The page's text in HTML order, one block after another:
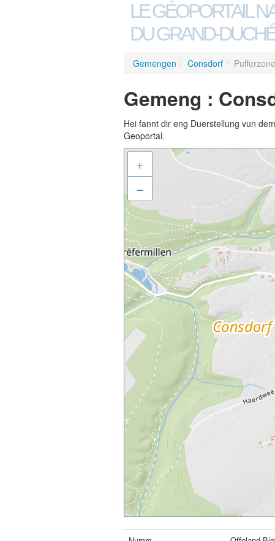
LE GÉOPORTAIL
DU GRAND-
Gemengen / Consdorf /
Gemeng :
Hei fannt dir eng Duerstellung vun
Geoportal.
+
–